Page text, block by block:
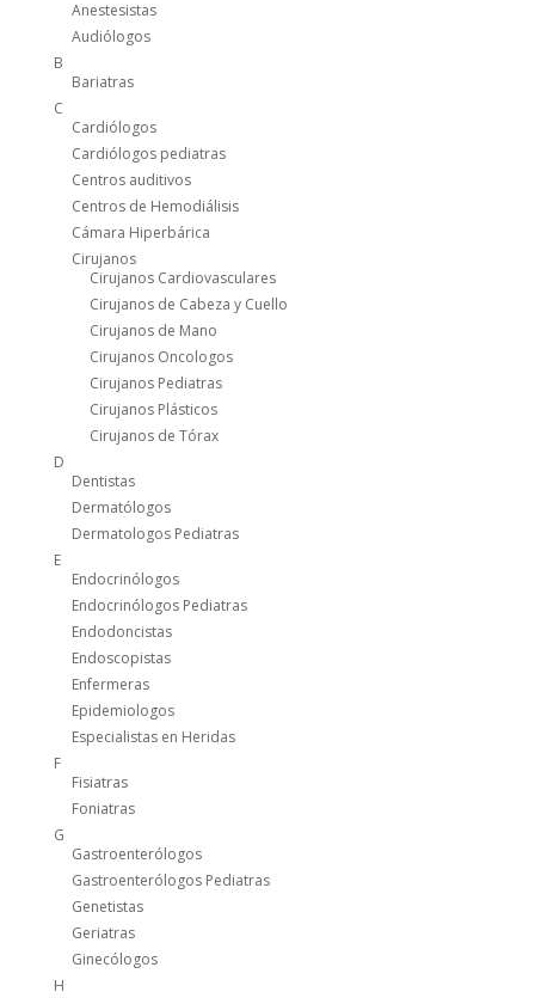
Anestesistas
Audiólogos
B
Bariatras
C
Cardiólogos
Cardiólogos pediatras
Centros auditivos
Centros de Hemodiálisis
Cámara Hiperbárica
Cirujanos
Cirujanos Cardiovasculares
Cirujanos de Cabeza y Cuello
Cirujanos de Mano
Cirujanos Oncologos
Cirujanos Pediatras
Cirujanos Plásticos
Cirujanos de Tórax
D
Dentistas
Dermatólogos
Dermatologos Pediatras
E
Endocrinólogos
Endocrinólogos Pediatras
Endodoncistas
Endoscopistas
Enfermeras
Epidemiologos
Especialistas en Heridas
F
Fisiatras
Foniatras
G
Gastroenterólogos
Gastroenterólogos Pediatras
Genetistas
Geriatras
Ginecólogos
H